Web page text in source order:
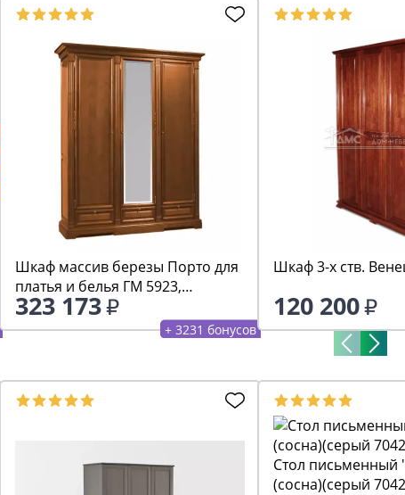
Шкаф массив березы Порто для
платья и белья ГМ 5923,
беловежский орех
323 173
+ 3231 бонусов
Шкаф 3-х ств.
120 200
Стол письменный
(сосна)(серый